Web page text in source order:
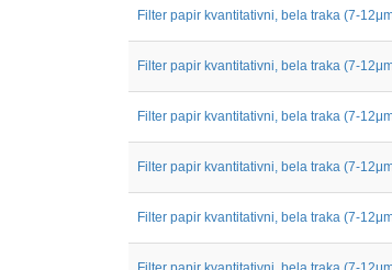
Filter papir kvantitativni, bela traka (7-
Filter papir kvantitativni, bela traka (7-
Filter papir kvantitativni, bela traka (7-
Filter papir kvantitativni, bela traka (7-
Filter papir kvantitativni, bela traka (7-